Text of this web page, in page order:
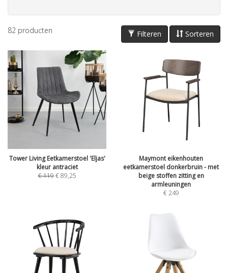
Sorteren
Filteren
82 producten
Tower Living Eetkamerstoel 'Eljas'
kleur antraciet
€119 €89,25
Maymont eikenhouten
eetkamerstoel donkerbruin - met
beige stoffen zitting en
armleuningen
€249